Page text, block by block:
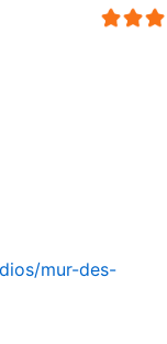
mur-des-